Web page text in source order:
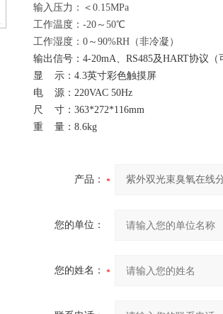
输入压力： ＜ 0.15MPa
工作温度： -20～50℃
工作湿度： 0～90%RH（非冷凝）
输出信号： 4-20mA、 RS485及HART协议（
显
示： 4.3英寸彩色触摸屏
电
源： 220VAC 50Hz
尺
寸： 363*272*116mm
重
量： 8.6kg
产品：
您的单位：
您的姓名：